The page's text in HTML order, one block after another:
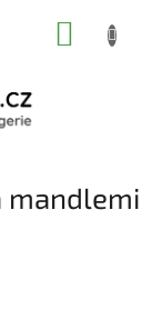
mandlemi